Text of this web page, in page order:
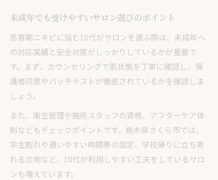
未成年でも受けやすいサロン選びのポイント
思春期ニキビに悩む10代がサロンを選ぶ際は、未成年へ
の対応実績と安全対策がしっかりしているかが重要で
す。まず、カウンセリングで肌状態を丁寧に確認し、保
護者同意やパッチテストが徹底されているかを確認しま
しょう。
また、衛生管理や施術スタッフの資格、アフターケア体
制などもチェックポイントです。栃木県さくら市では、
学生割引や通いやすい時間帯の設定、学校帰りに立ち寄
れる立地など、10代が利用しやすい工夫をしているサロ
ンも増えています。